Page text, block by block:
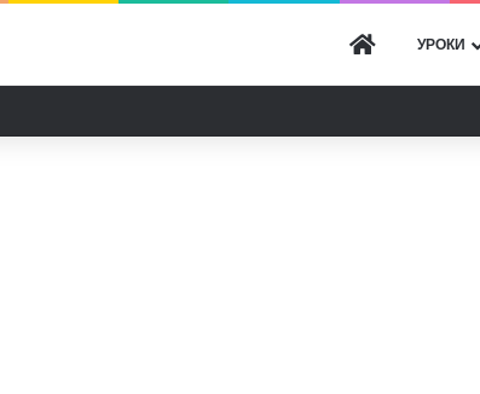
ГОЛОВНА
УРОКИ